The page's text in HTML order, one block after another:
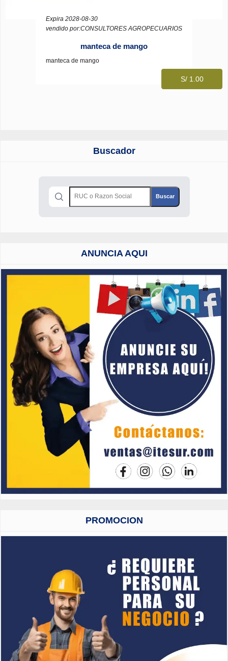
Expira 2028-08-30
vendido por:CONSULTORES AGROPECUARIOS
manteca de mango
manteca de mango
S/ 1.00
Buscador
ANUNCIA AQUI
PROMOCION